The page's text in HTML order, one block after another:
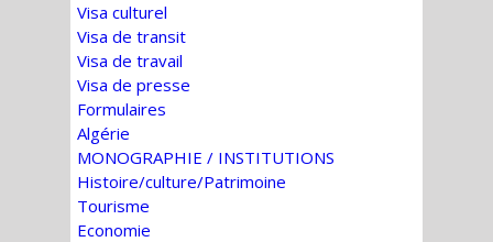
Visa culturel
Visa de transit
Visa de travail
Visa de presse
Formulaires
Algérie
MONOGRAPHIE / INSTITUTIONS
Histoire/culture/Patrimoine
Tourisme
Economie